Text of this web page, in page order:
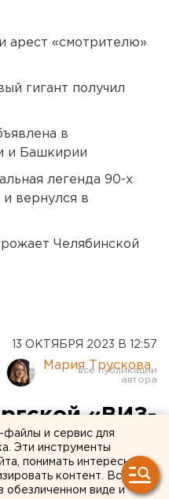
арест «смотрителю»
гигант получил
в
и Башкирии
легенда 90-х
вернулся в
Челябинской
13 ОКТЯБРЯ 2023 В 12:57
Мария Трускова
«ВИЗ-
награды
файлы и сервис для
Эти инструменты
понимать интересы
контент. Вся
обезличенном виде и